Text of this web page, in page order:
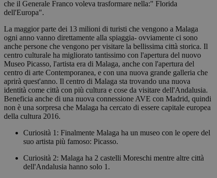
che il Generale Franco voleva trasformare nella:" Florida
dell'Europa".
La maggior parte dei 13 milioni di turisti che vengono a Malaga
ogni anno vanno direttamente alla spiaggia- ovviamente ci sono
anche persone che vengono per visitare la bellissima città storica. Il
centro culturale ha migliorato tantissimo con l'apertura del nuovo
Museo Picasso, l'artista era di Malaga, anche con l'apertura del
centro di arte Contemporanea, e con una nuova grande galleria che
aprirà quest'anno. Il centro di Malaga sta trovando una nuova
identità come città con più cultura e cose da visitare dell'Andalusia.
Beneficia anche di una nuova connessione AVE con Madrid, quindi
non è una sorpresa che Malaga ha cercato di essere capitale europea
della cultura 2016.
Curiosità 1: Finalmente Malaga ha un museo con le opere del
suo artista più famoso: Picasso.
Curiosità 2: Malaga ha 2 castelli Moreschi mentre altre città
dell'Andalusia hanno solo 1.